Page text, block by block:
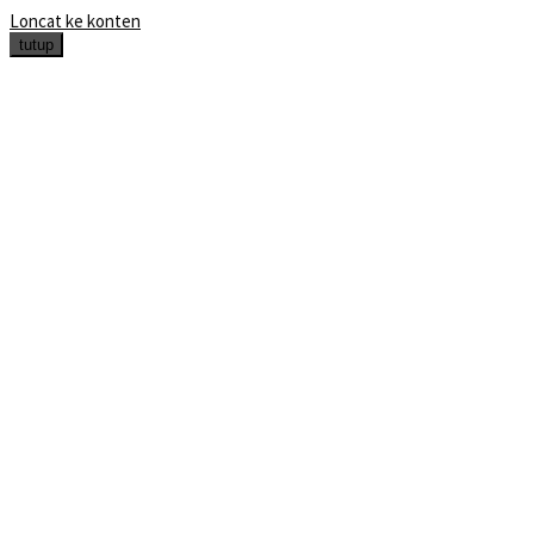
Loncat ke konten
tutup